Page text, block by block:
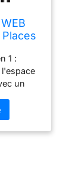
1 :
un
lit
(145 x